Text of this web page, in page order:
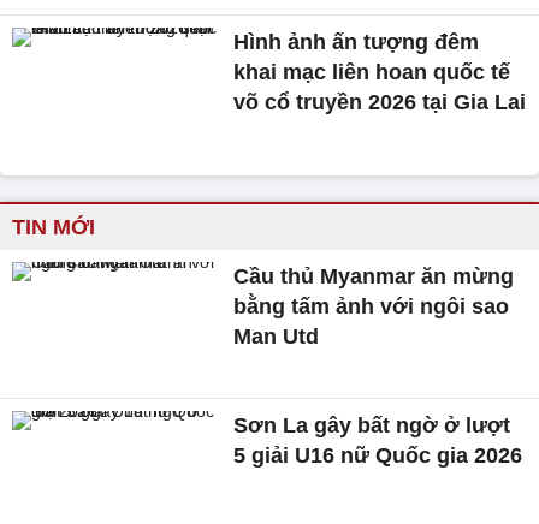
Hình ảnh ấn tượng đêm
khai mạc liên hoan quốc tế
võ cổ truyền 2026 tại Gia Lai
TIN MỚI
Cầu thủ Myanmar ăn mừng
bằng tấm ảnh với ngôi sao
Man Utd
Sơn La gây bất ngờ ở lượt
5 giải U16 nữ Quốc gia 2026